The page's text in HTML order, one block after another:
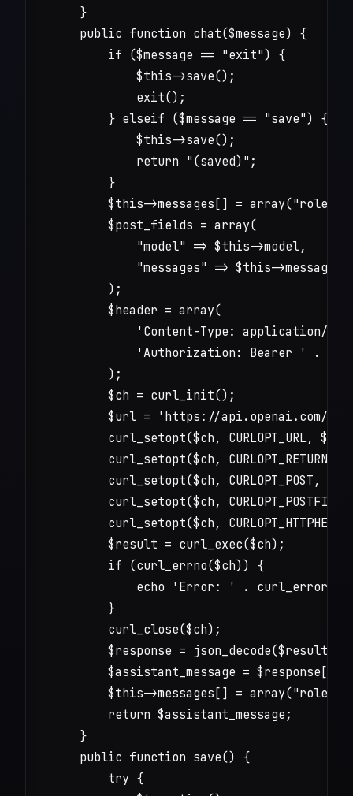
    }
    public function chat($message) {
        if ($message == "exit") {
            $this->save();
            exit();
        } elseif ($message == "save") {
            $this->save();
            return "(saved)";
        }
$this->messages[] = array("role"
        $post_fields = array(
            "model" => $this->model,
            "messages" => $this->messages
        );
        $header = array(
'Content-Type: application/
'Authorization: Bearer ' .
        );
        $ch = curl_init();
$url = 'https://api.openai.com/
curl_setopt($ch, CURLOPT_URL,
curl_setopt($ch,
        curl_setopt($ch, CURLOPT_POST, 1);
curl_setopt($ch,
curl_setopt($ch,
        $result = curl_exec($ch);
        if (curl_errno($ch)) {
echo 'Error: ' .
        }
        curl_close($ch);
$response = json_decode($result,
$assistant_message =
$this->messages[] = array("role"
        return $assistant_message;
    }
    public function save() {
        try {